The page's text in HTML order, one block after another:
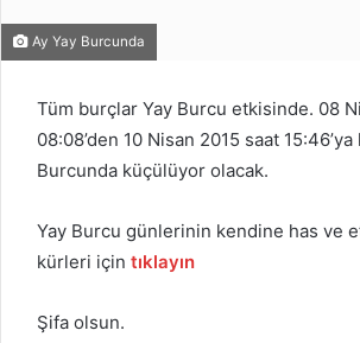
Ay Yay Burcunda
Tüm burçlar Yay Burcu etkisinde. 08
08:08’den 10 Nisan 2015 saat
Burcunda küçülüyor olacak.
Yay Burcu günlerinin kendine has ve
kürleri için tıklayın
Şifa olsun.